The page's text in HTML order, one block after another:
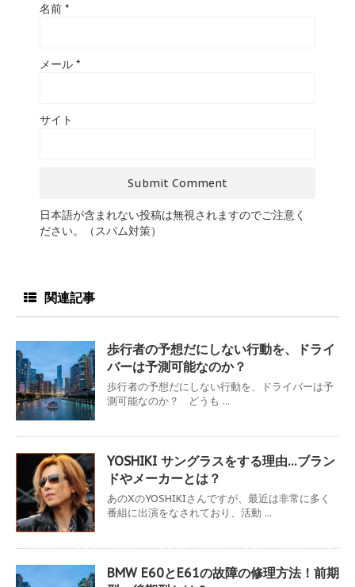
名前 *
メール *
サイト
日本語が含まれない投稿は無視されますのでご注意く
ださい。（スパム対策）
関連記事
歩行者の予想だにしない行動を、ドライ
バーは予測可能なのか？
歩行者の予想だにしない行動を、ドライバーは予
測可能なのか？ どうも ...
YOSHIKI サングラスをする理由…ブラン
ドやメーカーとは？
あのXのYOSHIKIさんですが、最近は非常に多く
番組に出演をなされており、活動 ...
BMW E60とE61の故障の修理方法！前期